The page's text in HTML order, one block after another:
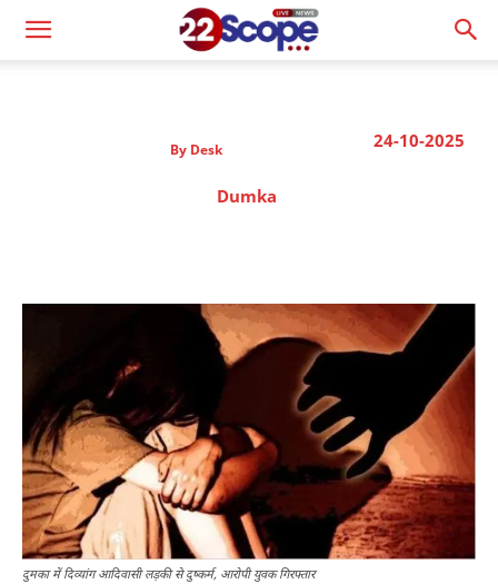
24-10-2025
By Desk
Dumka
दुमका में दिव्यांग आदिवासी लड़की से दुष्कर्म, आरोपी युवक गिरफ्तार